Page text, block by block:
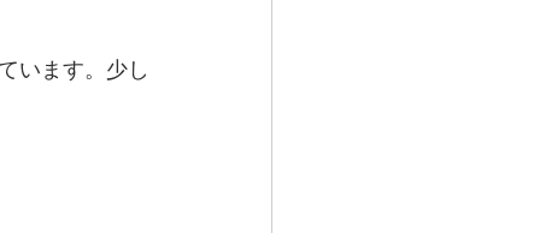
います。少し